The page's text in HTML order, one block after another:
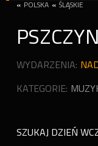
« POLSKA « ŚLĄSKIE
WYDARZENIA:
KATEGORIE:
SZUKAJ DZIEŃ